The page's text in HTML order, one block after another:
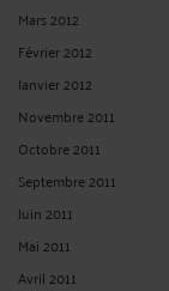
Mars 2012
Février 2012
Janvier 2012
Novembre 2011
Octobre 2011
Septembre 2011
Juin 2011
Mai 2011
Avril 2011